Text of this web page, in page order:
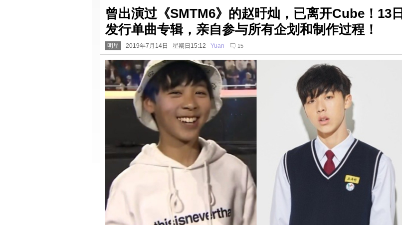
曾出演过《SMTM6》的赵旴灿，已离开Cube！13日
发行单曲专辑，亲自参与所有企划和制作过程！
明星 2019年7月14日 星期日15:12 Yuan 15